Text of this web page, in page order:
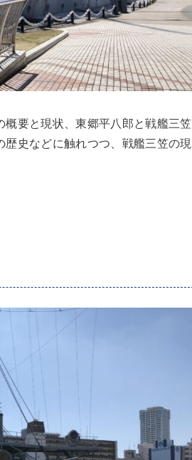
要と現状、東郷平八郎と戦艦三笠
史などに触れつつ、戦艦三笠の現